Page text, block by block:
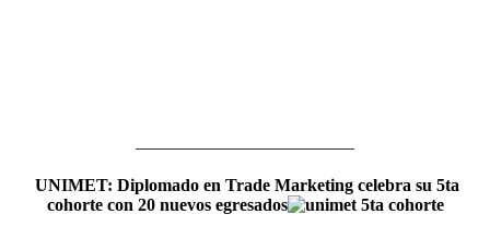
UNIMET: Diplomado en Trade Marketing celebra su 5ta
cohorte con 20 nuevos egresados